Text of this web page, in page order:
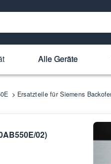
Alle Geräte
Ersatzteile für Siemens
02)